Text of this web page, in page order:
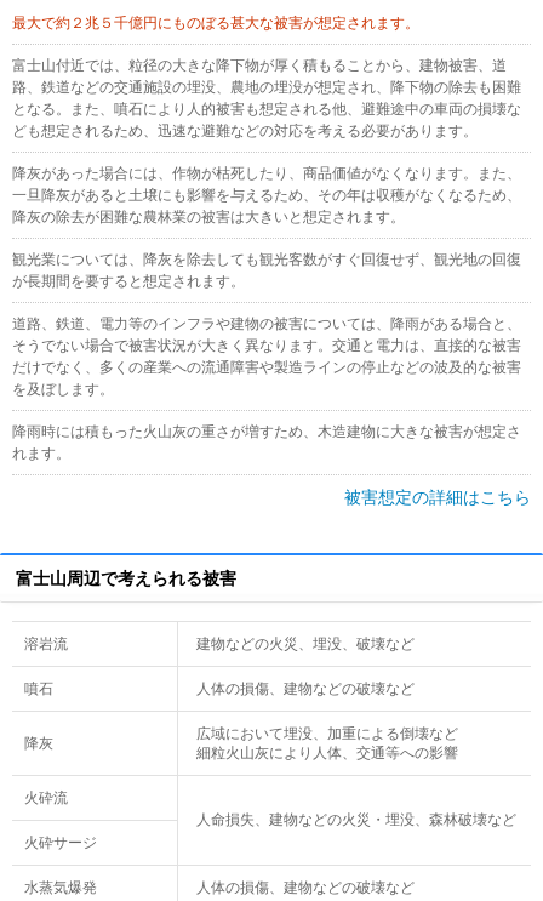
最大で約２兆５千億円にものぼる甚大な被害が想定されます。
富士山付近では、粒径の大きな降下物が厚く積もることから、建物被害、道
路、鉄道などの交通施設の埋没、農地の埋没が想定され、降下物の除去も困難
となる。また、噴石により人的被害も想定される他、避難途中の車両の損壊な
ども想定されるため、迅速な避難などの対応を考える必要があります。
降灰があった場合には、作物が枯死したり、商品価値がなくなります。また、
一旦降灰があると土壌にも影響を与えるため、その年は収穫がなくなるため、
降灰の除去が困難な農林業の被害は大きいと想定されます。
観光業については、降灰を除去しても観光客数がすぐ回復せず、観光地の回復
が長期間を要すると想定されます。
道路、鉄道、電力等のインフラや建物の被害については、降雨がある場合と、
そうでない場合で被害状況が大きく異なります。交通と電力は、直接的な被害
だけでなく、多くの産業への流通障害や製造ラインの停止などの波及的な被害
を及ぼします。
降雨時には積もった火山灰の重さが増すため、木造建物に大きな被害が想定さ
れます。
被害想定の詳細はこちら
富士山周辺で考えられる被害
溶岩流 建物などの火災、埋没、破壊など
噴石 人体の損傷、建物などの破壊など
降灰
広域において埋没、加重による倒壊など
細粒火山灰により人体、交通等への影響
火砕流
人命損失、建物などの火災・埋没、森林破壊など
火砕サージ
水蒸気爆発 人体の損傷、建物などの破壊など